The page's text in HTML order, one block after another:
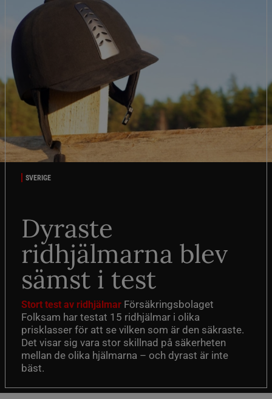
SVERIGE
Dyraste
ridhjälmarna blev
sämst i test
Stort test av ridhjälmar Försäkringsbolaget
Folksam har testat 15 ridhjälmar i olika
prisklasser för att se vilken som är den säkraste.
Det visar sig vara stor skillnad på säkerheten
mellan de olika hjälmarna – och dyrast är inte
bäst.